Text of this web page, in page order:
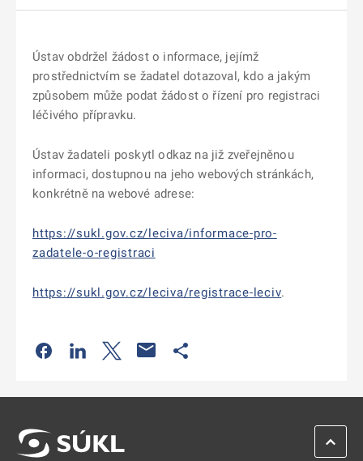
Ústav obdržel žádost o informace, jejímž
prostřednictvím se žadatel dotazoval, kdo a jakým
způsobem může podat žádost o řízení pro registraci
léčivého přípravku.
Ústav žadateli poskytl odkaz na již zveřejněnou
informaci, dostupnou na jeho webových stránkách,
konkrétně na webové adrese:
https://sukl.gov.cz/leciva/informace-pro-
zadatele-o-registraci
https://sukl.gov.cz/leciva/registrace-leciv.
Odkaz se otevře na nové kartě
Odkaz se otevře na nové kartě
Odkaz se otevře na nové kartě
ZPĚT